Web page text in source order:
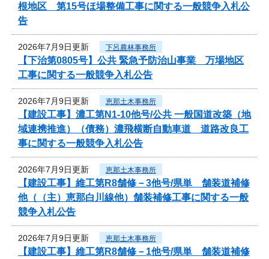
根地区 第15号ほ場整備工事に関する一般競争入札公
告
2026年7月9日更新 下呂農林事務所
【下治第0805号】公共 緊急予防治山事業 万場地区
工事に関する一般競争入札公告
2026年7月9日更新 恵那土木事務所
【建設工事】濃工第N1-10他号/公共 一般国道改築（地
域連携推進）（債務）濃飛横断自動車道 道路改良工
事に関する一般競争入札公告
2026年7月9日更新 恵那土木事務所
【建設工事】維工第R8舗修－3他号/県単 舗装道補修
他（（主）恵那白川線他）舗装補修工事に関する一般
競争入札公告
2026年7月9日更新 恵那土木事務所
【建設工事】維工第R8舗修－1他号/県単 舗装道補修